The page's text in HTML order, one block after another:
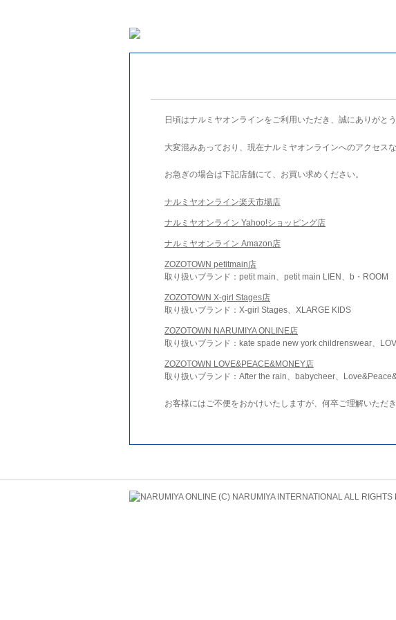
日頃はナルミヤオンラインをご利用いただき、誠にありがとう
大変混みあっており、現在ナルミヤオンラインへのアクセス
お急ぎの場合は下記店舗にて、お買い求めください。
ナルミヤオンライン楽天市場店
ナルミヤオンライン Yahoo!ショッピング店
ナルミヤオンライン Amazon店
ZOZOTOWN petitmain店
取り扱いブランド：petit main、petit main LIEN、b・ROOM
ZOZOTOWN X-girl Stages店
取り扱いブランド：X-girl Stages、XLARGE KIDS
ZOZOTOWN NARUMIYA ONLINE店
取り扱いブランド：kate spade new york childrenswear、
ZOZOTOWN LOVE&PEACE&MONEY店
取り扱いブランド：After the rain、babycheer、
お客様にはご不便をおかけいたしますが、何卒ご理解いただ